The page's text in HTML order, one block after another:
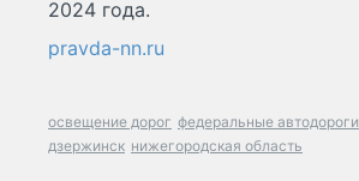
2024 года.
pravda-nn.ru
освещение дорог федеральные автодороги
дзержинск нижегородская область